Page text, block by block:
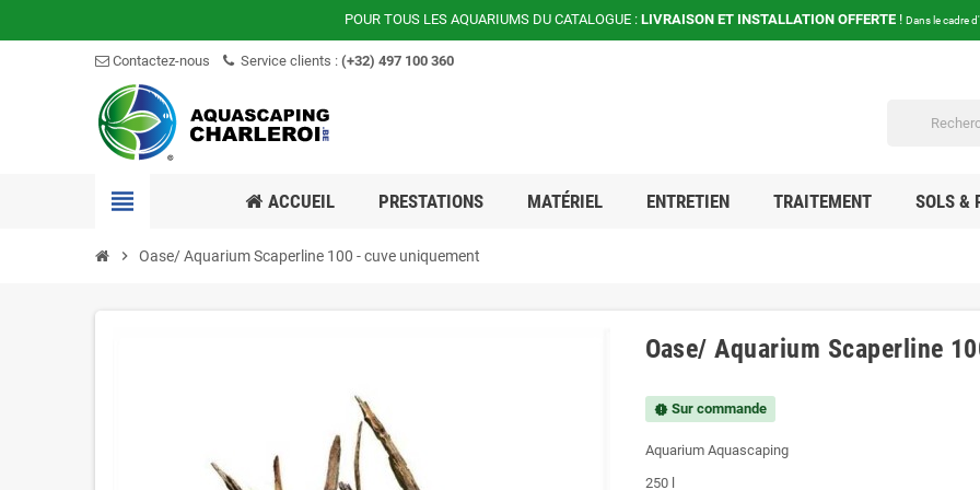
POUR TOUS LES AQUARIUMS DU CATALOGUE : LIVRAISON ET INSTALLATION OFFERTE ! Dans le cadre
Contactez-nous Service clients : (+32) 497 100 360
view_headline ACCUEIL PRESTATIONS MATÉRIEL ENTRETIEN TRAITEMENT SOLS &
chevron_right Oase/ Aquarium Scaperline 100 - cuve uniquement
Oase/ Aquarium Scaperline
new_releasesSur commande
Aquarium Aquascaping
250 l